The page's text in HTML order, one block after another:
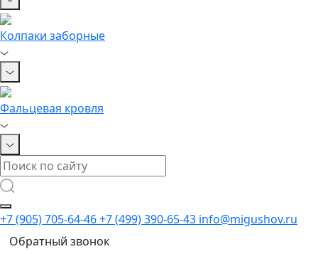
Колпаки заборные
Фальцевая кровля
+7 (905) 705-64-46+7 (499) 390-65-43 info@migushov.ru
Обратный звонок